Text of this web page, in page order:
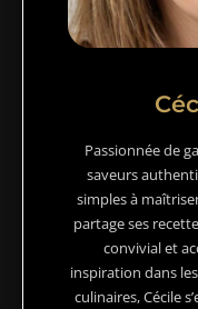
Passionnée de
saveurs
simples à
partage ses
convivial et
inspiration dans
culinaires, Cécile